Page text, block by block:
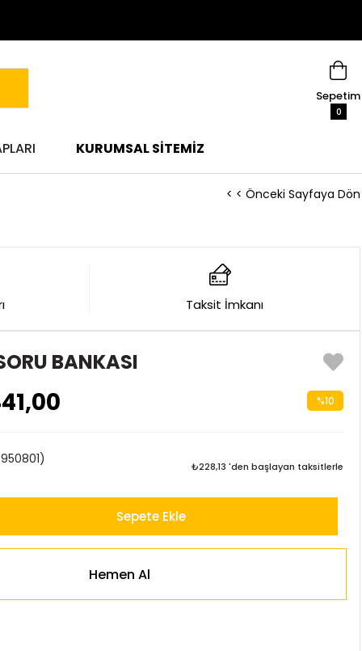
Sepetim
0
KURUMSAL SITEMIZ
< < Önceki Sayfaya Dön
Taksit İmkanı
BANKASI
%10
₺228,13 'den başlayan taksitlerle